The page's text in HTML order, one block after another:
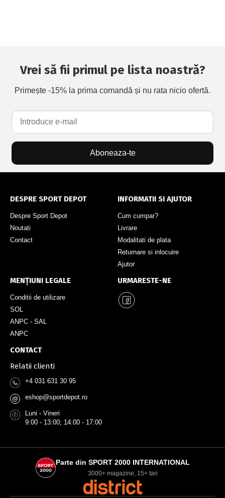
Vrei să fii primul pe lista noastră?
Primește -15% la prima comandă și nu rata nicio ofertă.
Aboneaza-te
DESPRE SPORT DEPOT
Despre Sport Depot
Noutati
Contact
INFORMATII SI AJUTOR
Cum cumpar?
Livrare
Modalitati de plata
Returnare si inlocuire
Ajutor
MENȚIUNI LEGALE
Conditii de utilizare
SOL
ANPC - SAL
ANPC
URMARESTE-NE
CONTACT
Relatii clienti
+4 031 631 30 95
@ eshop@sportdepot.ro
Luni - Vineri
9:00 - 13:00; 14:00 - 17:00
Parte din SPORT 2000 INTERNATIONAL
3000+ magazine, 15+ tari